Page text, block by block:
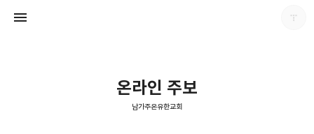
온라인 주보
남가주온유한교회